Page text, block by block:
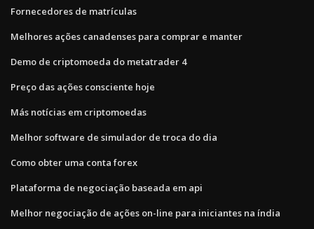
Fornecedores de matrículas
Melhores ações canadenses para comprar e manter
Demo de criptomoeda do metatrader 4
Preço das ações consciente hoje
Más notícias em criptomoedas
Melhor software de simulador de troca do dia
Como obter uma conta forex
Plataforma de negociação baseada em api
Melhor negociação de ações on-line para iniciantes na índia